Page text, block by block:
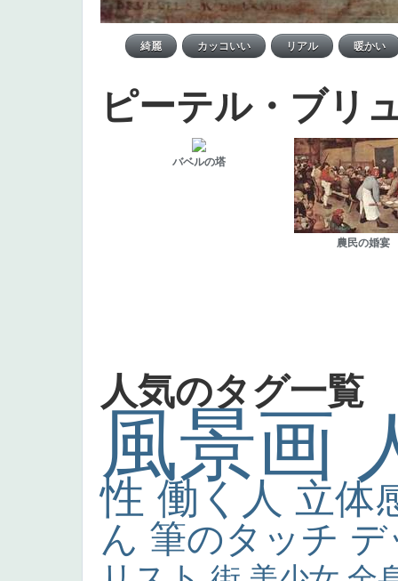
ピーテル・ブリ
バベルの塔
農民の婚宴
人気のタグ一覧
風景画
性 働く人 立体
ん 筆のタッチ